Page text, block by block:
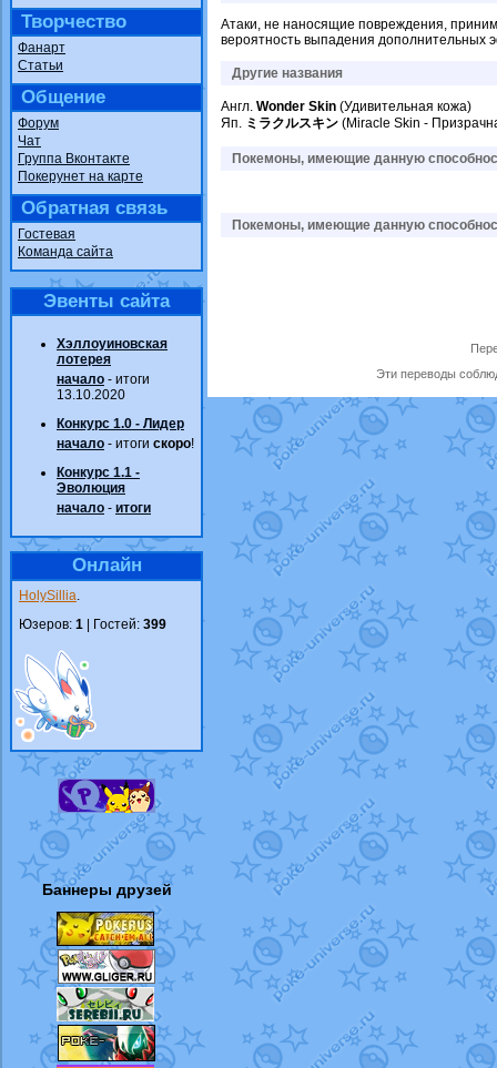
Творчество
Фанарт
Статьи
Общение
Форум
Чат
Группа Вконтакте
Покерунет на карте
Обратная связь
Гостевая
Команда сайта
Эвенты сайта
Хэллоуиновская
лотерея
начало - итоги
13.10.2020
Конкурс 1.0 - Лидер
начало - итоги скоро!
Конкурс 1.1 -
Эволюция
начало - итоги
Онлайн
HolySillia.
Юзеров: 1 | Гостей: 399
Баннеры друзей
Атаки, не наносящие повреждения,
вероятность выпадения дополнительных
Другие названия
Англ. Wonder Skin (Удивительная кожа)
Яп. ミラクルスキン (Miracle Skin -
Покемоны, имеющие данную
Покемоны, имеющие данную
Эти переводы